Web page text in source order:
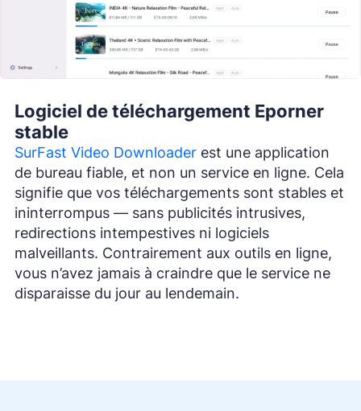
Logiciel de téléchargement Eporner
stable
SurFast Video Downloader est une application
de bureau fiable, et non un service en ligne. Cela
signifie que vos téléchargements sont stables et
ininterrompus — sans publicités intrusives,
redirections intempestives ni logiciels
malveillants. Contrairement aux outils en ligne,
vous n’avez jamais à craindre que le service ne
disparaisse du jour au lendemain.